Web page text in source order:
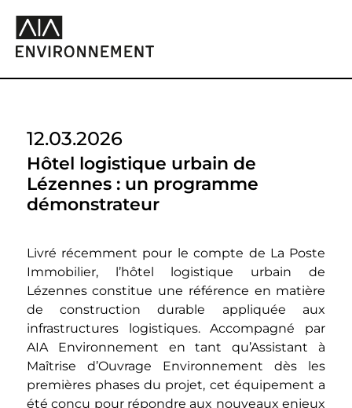
12.03.2026
Hôtel logistique urbain de
Lézennes : un programme
démonstrateur
Livré récemment pour le compte de La Poste
Immobilier, l’hôtel logistique urbain de
Lézennes constitue une référence en matière
de construction durable appliquée aux
infrastructures logistiques. Accompagné par
AIA Environnement en tant qu’Assistant à
Maîtrise d’Ouvrage Environnement dès les
premières phases du projet, cet équipement a
été conçu pour répondre aux nouveaux enjeux